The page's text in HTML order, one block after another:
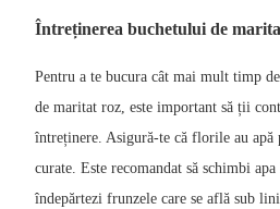
Întreținerea buchetului de
Pentru a te bucura cât mai mult timp
de maritat roz, este important să ții
întreținere. Asigură-te că florile au apă
curate. Este recomandat să schimbi
îndepărtezi frunzele care se află sub